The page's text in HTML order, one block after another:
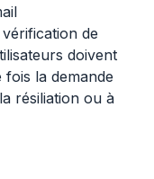
de
doivent
la demande
résiliation ou à